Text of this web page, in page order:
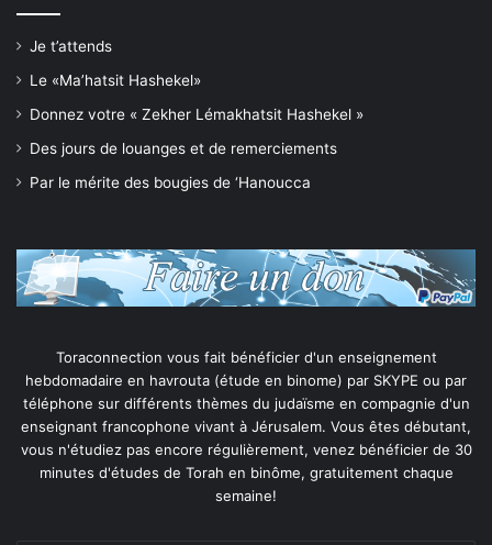
Je t’attends
Le «Ma’hatsit Hashekel»
Donnez votre « Zekher Lémakhatsit Hashekel »
Des jours de louanges et de remerciements
Par le mérite des bougies de ‘Hanoucca
Toraconnection vous fait bénéficier d'un enseignement
hebdomadaire en havrouta (étude en binome) par SKYPE ou par
téléphone sur différents thèmes du judaïsme en compagnie d'un
enseignant francophone vivant à Jérusalem. Vous êtes débutant,
vous n'étudiez pas encore régulièrement, venez bénéficier de 30
minutes d'études de Torah en binôme, gratuitement chaque
semaine!